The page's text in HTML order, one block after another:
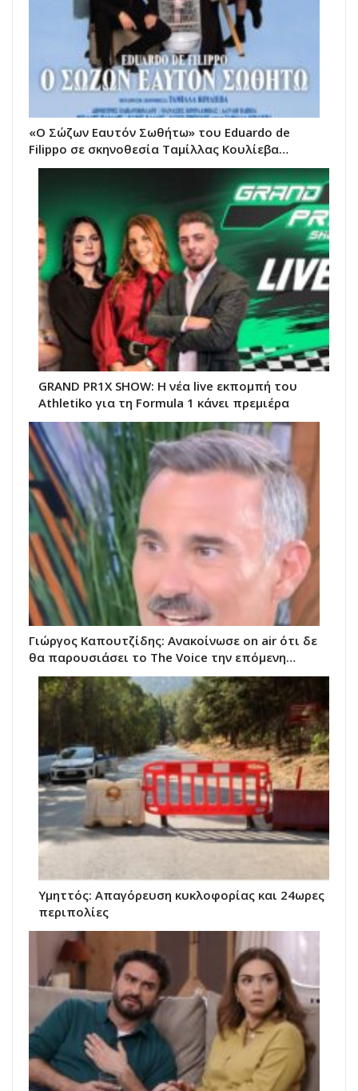
«Ο Σώζων Εαυτόν Σωθήτω» του Eduardo de
Filippo σε σκηνοθεσία Ταμίλλας Κουλίεβα…
GRAND PR1X SHOW: Η νέα live εκπομπή του
Athletiko για τη Formula 1 κάνει πρεμιέρα
Γιώργος Καπουτζίδης: Ανακοίνωσε on air ότι δε
θα παρουσιάσει το The Voice την επόμενη…
Υμηττός: Απαγόρευση κυκλοφορίας και 24ωρες
περιπολίες